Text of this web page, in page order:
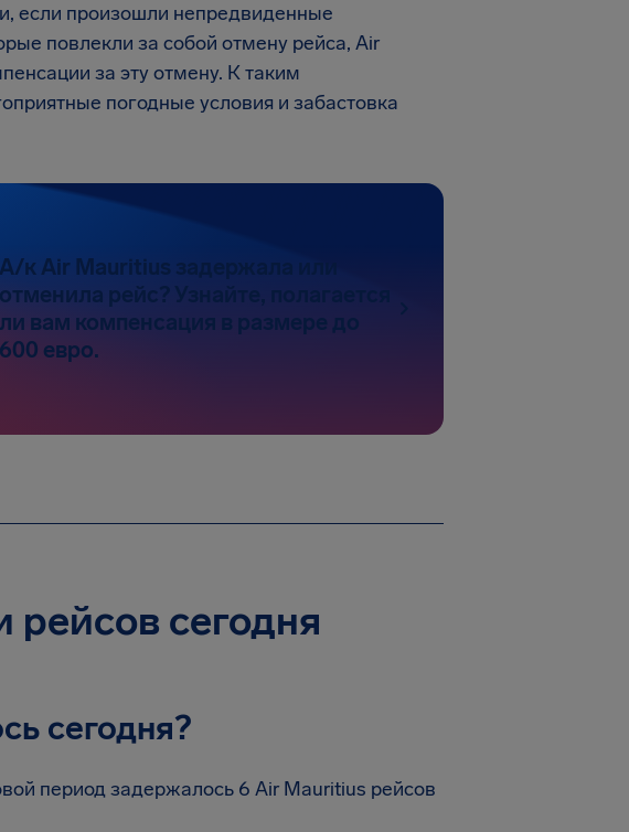
если произошли непредвиденные
повлекли за собой отмену рейса, Air
за эту отмену. К таким
погодные условия и забастовка
А/к Air Mauritius задержала или
отменила рейс? Узнайте, полагается
ли вам компенсация в размере до
600 евро.
сегодня
сегодня?
период задержалось 6 Air Mauritius рейсов